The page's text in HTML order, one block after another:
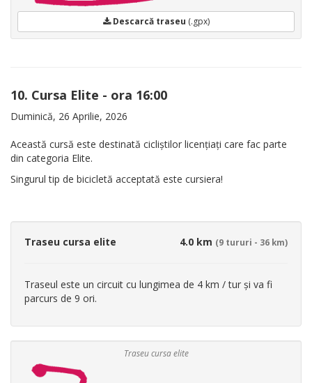
Descarcă traseu (.gpx)
10. Cursa Elite - ora 16:00
Duminică, 26 Aprilie, 2026
Această cursă este destinată cicliștilor licențiați care fac parte
din categoria Elite.
Singurul tip de bicicletă acceptată este cursiera!
Traseu cursa elite 4.0 km (9 tururi - 36 km)
Traseul este un circuit cu lungimea de 4 km / tur și va fi
parcurs de 9 ori.
Traseu cursa elite